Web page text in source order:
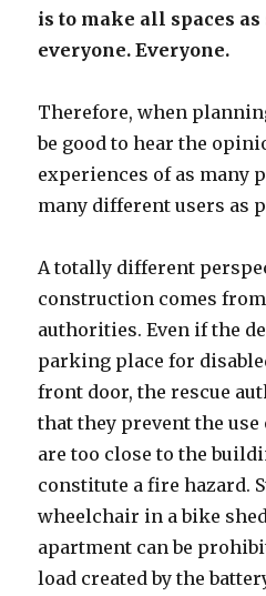
is to make all spaces as
everyone. Everyone.
Therefore, when
be good to hear the
experiences of as many
many different users as
A totally different
construction comes
authorities. Even if the
parking place for
front door, the rescue
that they prevent the use
are too close to the
constitute a fire hazard.
wheelchair in a bike
apartment can be
load created by the